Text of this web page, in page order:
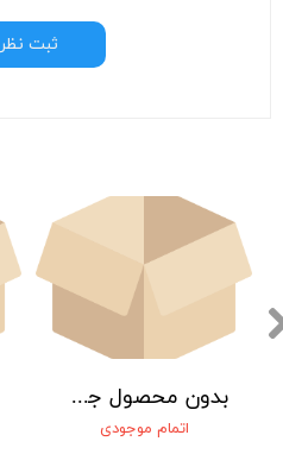
ثبت نظر
بدون محصول جهت نمایش
اتمام موجودی